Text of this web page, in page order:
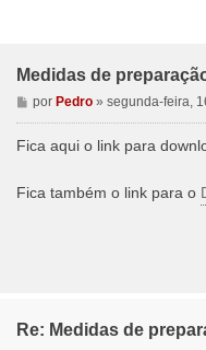
Medidas de
M
e
n
g
porPedro »segunda-feira,
Fica aqui o link para
Fica também o link para o
Re: Medidas de